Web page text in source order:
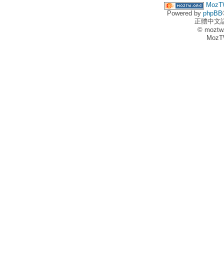
Powered by phpBB
正體中文
©